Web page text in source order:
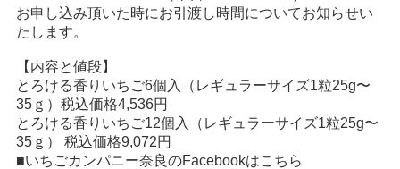
お申し込み頂いた時にお引渡し時間についてお知らせい
たします。
【内容と値段】
とろける香りいちご6個入（レギュラーサイズ1粒25g〜
35ｇ）税込価格4,536円
とろける香りいちご12個入（レギュラーサイズ1粒25g〜
35ｇ） 税込価格9,072円
■いちごカンパニー奈良のFacebookはこちら